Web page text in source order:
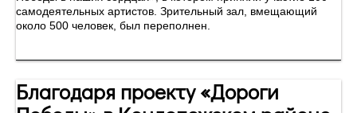
самодеятельных артистов. Зрительный зал, вмещающий
около 500 человек, был переполнен.
Благодаря проекту «Дороги